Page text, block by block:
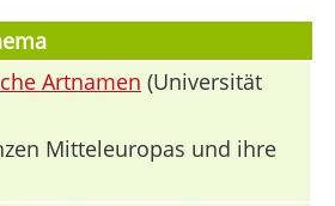
Artnamen (Universität
Mitteleuropas und ihre